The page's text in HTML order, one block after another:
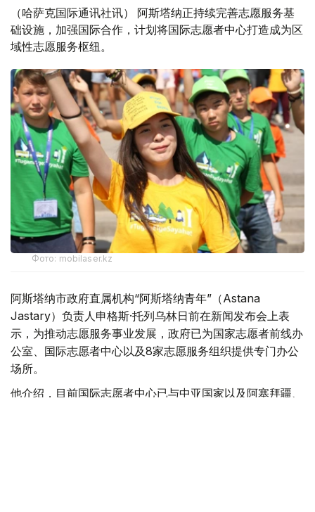
（哈萨克国际通讯社讯） 阿斯塔纳正持续完善志愿服务基
础设施，加强国际合作，计划将国际志愿者中心打造成为区
域性志愿服务枢纽。
Фото: mobilaser.kz
阿斯塔纳市政府直属机构“阿斯塔纳青年”（Astana
Jastary）负责人申格斯·托列乌林日前在新闻发布会上表
示，为推动志愿服务事业发展，政府已为国家志愿者前线办
公室、国际志愿者中心以及8家志愿服务组织提供专门办公
场所。
他介绍，目前国际志愿者中心已与中亚国家以及阿塞拜疆、